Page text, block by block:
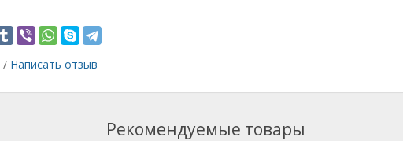
/ Написать отзыв
Рекомендуемые товары